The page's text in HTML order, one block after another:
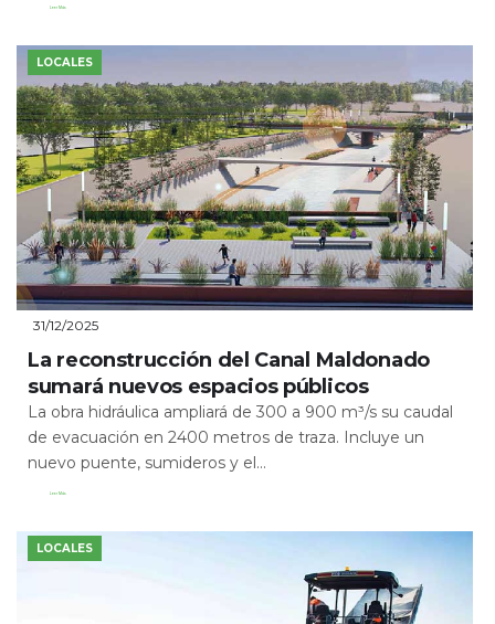
Leer Más
LOCALES
31/12/2025
La reconstrucción del Canal Maldonado
sumará nuevos espacios públicos
La obra hidráulica ampliará de 300 a 900 m³/s su caudal
de evacuación en 2400 metros de traza. Incluye un
nuevo puente, sumideros y el...
Leer Más
LOCALES